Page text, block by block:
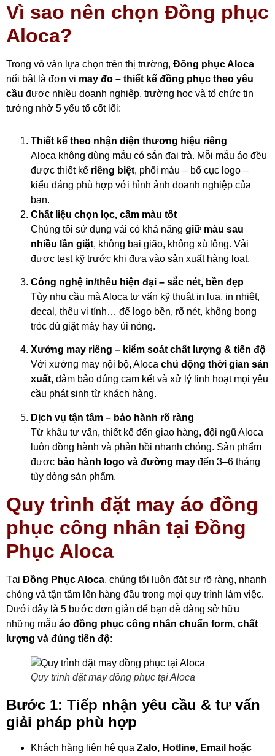
Vì sao nên chọn Đồng phục
Aloca?
Trong vô vàn lựa chọn trên thị trường, Đồng phục Aloca
nổi bật là đơn vị may đo – thiết kế đồng phục theo yêu
cầu được nhiều doanh nghiệp, trường học và tổ chức tin
tưởng nhờ 5 yếu tố cốt lõi:
Thiết kế theo nhận diện thương hiệu riêng
Aloca không dùng mẫu có sẵn đại trà. Mỗi mẫu áo đều
được thiết kế riêng biệt, phối màu – bố cục logo –
kiểu dáng phù hợp với hình ảnh doanh nghiệp của
bạn.
Chất liệu chọn lọc, cầm màu tốt
Chúng tôi sử dụng vải có khả năng giữ màu sau
nhiều lần giặt, không bai gião, không xù lông. Vải
được test kỹ trước khi đưa vào sản xuất hàng loạt.
Công nghệ in/thêu hiện đại – sắc nét, bền đẹp
Tùy nhu cầu mà Aloca tư vấn kỹ thuật in lụa, in nhiệt,
decal, thêu vi tính… để logo bền, rõ nét, không bong
tróc dù giặt máy hay ủi nóng.
Xưởng may riêng – kiểm soát chất lượng & tiến độ
Với xưởng may nội bộ, Aloca chủ động thời gian sản
xuất, đảm bảo đúng cam kết và xử lý linh hoạt mọi yêu
cầu phát sinh từ khách hàng.
Dịch vụ tận tâm – bảo hành rõ ràng
Từ khâu tư vấn, thiết kế đến giao hàng, đội ngũ Aloca
luôn đồng hành và phản hồi nhanh chóng. Sản phẩm
được bảo hành logo và đường may đến 3–6 tháng
tùy dòng sản phẩm.
Quy trình đặt may áo đồng
phục công nhân tại Đồng
Phục Aloca
Tại Đồng Phục Aloca, chúng tôi luôn đặt sự rõ ràng, nhanh
chóng và tận tâm lên hàng đầu trong mọi quy trình làm việc.
Dưới đây là 5 bước đơn giản để bạn dễ dàng sở hữu
những mẫu áo đồng phục công nhân chuẩn form, chất
lượng và đúng tiến độ:
Quy trình đặt may đồng phục tại Aloca
Bước 1: Tiếp nhận yêu cầu & tư vấn
giải pháp phù hợp
Khách hàng liên hệ qua Zalo, Hotline, Email hoặc